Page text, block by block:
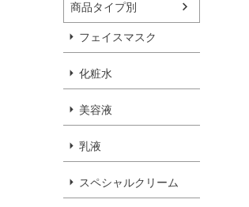
商品タイプ別
フェイスマスク
化粧水
美容液
乳液
スペシャルクリーム